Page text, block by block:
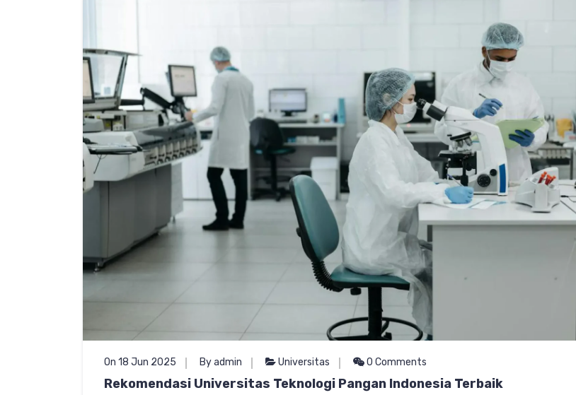
On 18 Jun 2025 By admin Universitas 0 Comments
Rekomendasi Universitas Teknologi Pangan Indonesia Terbaik